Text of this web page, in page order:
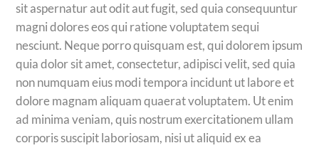
sit aspernatur aut odit aut fugit, sed quia consequuntur
magni dolores eos qui ratione voluptatem sequi
nesciunt. Neque porro quisquam est, qui dolorem ipsum
quia dolor sit amet, consectetur, adipisci velit, sed quia
non numquam eius modi tempora incidunt ut labore et
dolore magnam aliquam quaerat voluptatem. Ut enim
ad minima veniam, quis nostrum exercitationem ullam
corporis suscipit laboriosam, nisi ut aliquid ex ea